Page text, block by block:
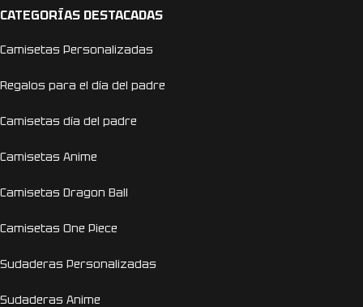
CATEGORÍAS DESTACADAS
Camisetas Personalizadas
Regalos para el día del padre
Camisetas día del padre
Camisetas Anime
Camisetas Dragon Ball
Camisetas One Piece
Sudaderas Personalizadas
Sudaderas Anime